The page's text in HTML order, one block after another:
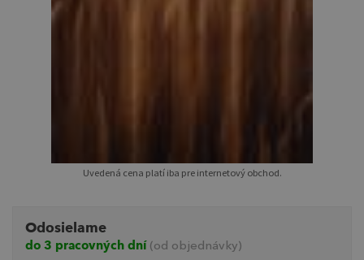
Uvedená cena platí iba pre internetový obchod.
Odosielame
do 3 pracovných dní (od objednávky)